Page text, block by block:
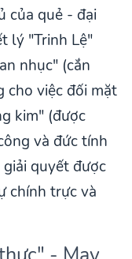
của quẻ - đại
lý "Trinh Lệ"
nhục" (cắn
cho việc đối mặt
kim" (được
và đức tính
quyết được
chính trực và